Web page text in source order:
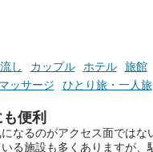
───
提供元
【PR】
し カップル ホテル 旅館
ッサージ ひとり旅・一人旅
便利
なるのがアクセス面ではな
る施設も多くありますが、